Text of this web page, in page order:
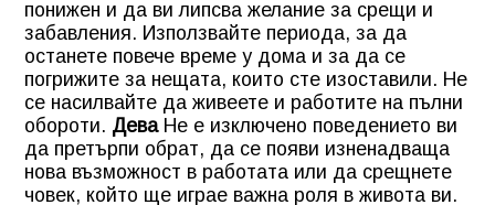
понижен и да ви липсва желание за срещи и
забавления. Използвайте периода, за да
останете повече време у дома и за да се
погрижите за нещата, които сте изоставили. Не
се насилвайте да живеете и работите на пълни
обороти. ДеваНе е изключено поведението ви
да претърпи обрат, да се появи изненадваща
нова възможност в работата или да срещнете
човек, който ще играе важна роля в живота ви.